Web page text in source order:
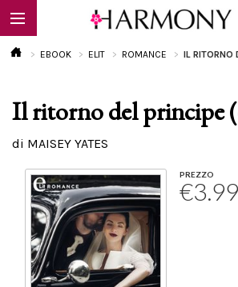
EBOOK
Calendario
EBOOK ELIT ROMANCE IL RITORNO
Il ritorno del principe
di MAISEY YATES
PREZZO
€3.99